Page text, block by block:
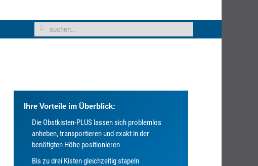
Ihre Vorteile im Überblick:
Die Obstkisten-PLUS lassen sich problemlos
anheben, transportieren und exakt in der
benötigten Höhe positionieren
Bis zu drei Kisten gleichzeitig stapeln